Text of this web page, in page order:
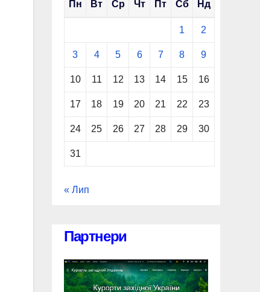
Пн Вт Ср Чт Пт Сб Нд
1 2
3 4 5 6 7 8 9
10 11 12 13 14 15 16
17 18 19 20 21 22 23
24 25 26 27 28 29 30
31
« Лип
Партнери